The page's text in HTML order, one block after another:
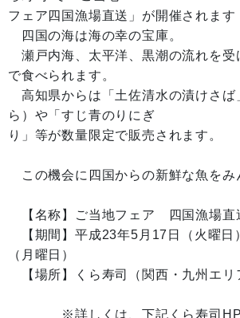
フェア四国漁場直送」が開催されます
四国の海は海の幸の宝庫。
瀬戸内海、太平洋、黒潮の流れを受
で食べられます。
高知県からは「土佐清水の漬けさば
ら）や「すじ青のりにぎ
り」等が数量限定で販売されます。
この機会に四国からの新鮮な魚をみ
【名称】ご当地フェア 四国漁場直
【期間】平成23年5月17日（火曜日
（月曜日）
【場所】くら寿司（関西・九州エリ
※詳しくは、下記くら寿司HPを